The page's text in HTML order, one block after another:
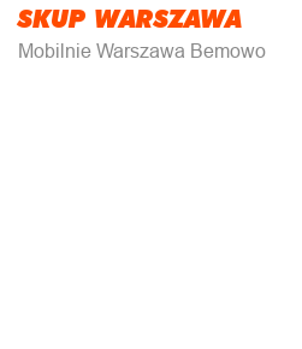
SKUP WARSZAWA
Mobilnie Warszawa Bemowo